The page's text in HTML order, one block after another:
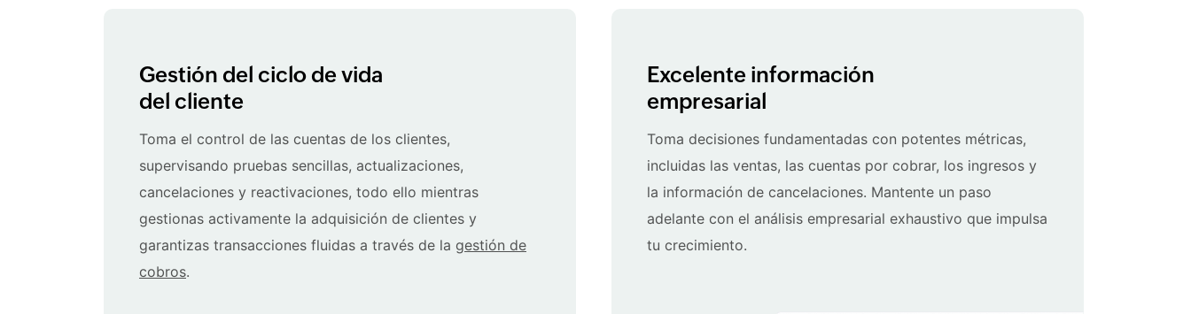
Gestión del ciclo de vida
del cliente
Toma el control de las cuentas de los clientes,
supervisando pruebas sencillas, actualizaciones,
cancelaciones y reactivaciones, todo ello mientras
gestionas activamente la adquisición de clientes y
garantizas transacciones fluidas a través de la gestión de
cobros.
Excelente información
empresarial
Toma decisiones fundamentadas con potentes métricas,
incluidas las ventas, las cuentas por cobrar, los ingresos y
la información de cancelaciones. Mantente un paso
adelante con el análisis empresarial exhaustivo que impulsa
tu crecimiento.